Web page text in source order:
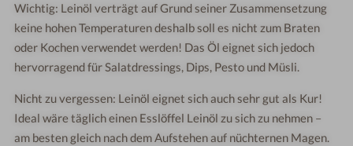
Wichtig: Leinöl verträgt auf Grund seiner Zusammensetzung
keine hohen Temperaturen deshalb soll es nicht zum Braten
oder Kochen verwendet werden! Das Öl eignet sich jedoch
hervorragend für Salatdressings, Dips, Pesto und Müsli.
Nicht zu vergessen: Leinöl eignet sich auch sehr gut als Kur!
Ideal wäre täglich einen Esslöffel Leinöl zu sich zu nehmen –
am besten gleich nach dem Aufstehen auf nüchternen Magen.